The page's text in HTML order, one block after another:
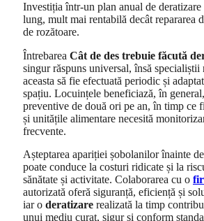
Investiția într-un plan anual de deratizare
lung, mult mai rentabilă decât repararea
de rozătoare.
Întrebarea Cât de des trebuie făcută
singur răspuns universal, însă specialiștii
aceasta să fie efectuată periodic și
spațiu. Locuințele beneficiază, în
preventive de două ori pe an, în timp ce
și unitățile alimentare necesită
frecvente.
Așteptarea apariției șobolanilor înainte
poate conduce la costuri ridicate și la
sănătate și activitate. Colaborarea cu o
autorizată oferă siguranță, eficiență și
iar o deratizare realizată la timp
unui mediu curat, sigur și conform